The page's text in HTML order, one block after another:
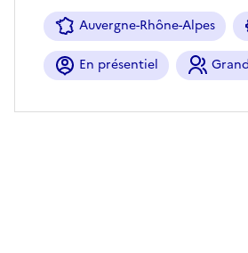
Auvergne-Rhône-Alpes
En présentiel